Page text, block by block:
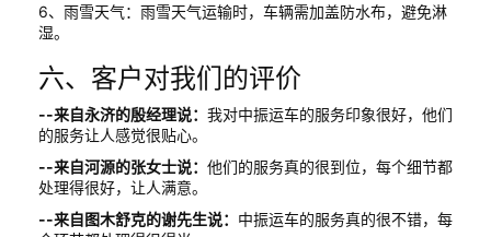
6、雨雪天气：雨雪天气运输时，车辆需加盖防水布，避免淋
湿。
六、客户对我们的评价
--来自永济的殷经理说： 我对中振运车的服务印象很好，他们
的服务让人感觉很贴心。
--来自河源的张女士说： 他们的服务真的很到位，每个细节都
处理得很好，让人满意。
--来自图木舒克的谢先生说： 中振运车的服务真的很不错，每